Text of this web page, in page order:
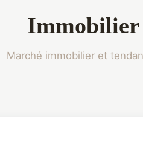
Immobilier
Marché immobilier et